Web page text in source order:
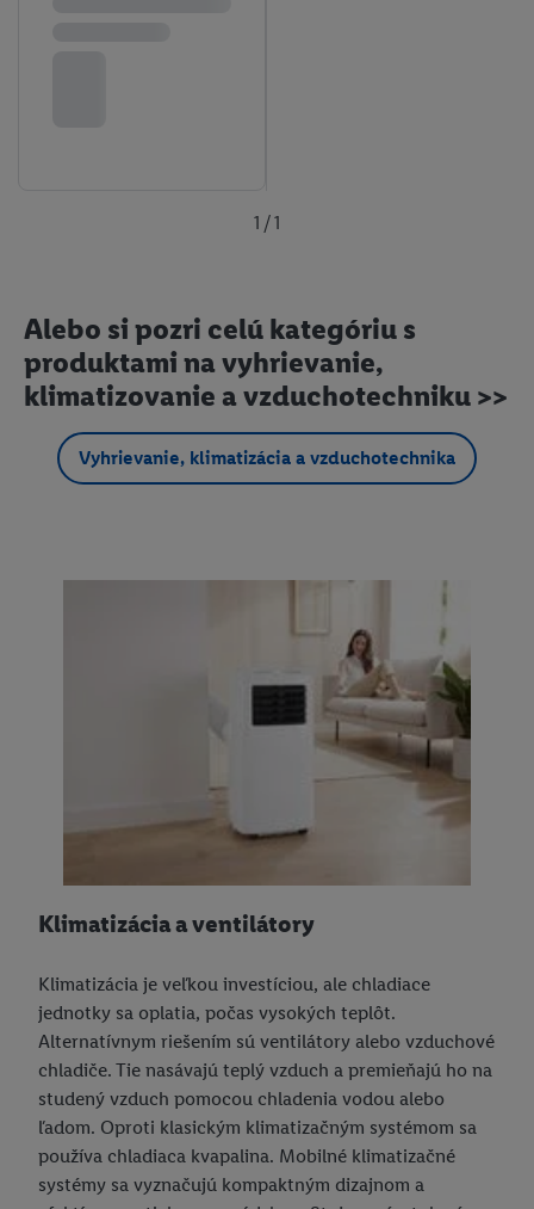
1 / 1
Alebo si pozri celú kategóriu s
produktami na vyhrievanie,
klimatizovanie a vzduchotechniku >>
Vyhrievanie, klimatizácia a vzduchotechnika
Klimatizácia a ventilátory
Klimatizácia je veľkou investíciou, ale chladiace
jednotky sa oplatia, počas vysokých teplôt.
Alternatívnym riešením sú ventilátory alebo vzduchové
chladiče. Tie nasávajú teplý vzduch a premieňajú ho na
studený vzduch pomocou chladenia vodou alebo
ľadom. Oproti klasickým klimatizačným systémom sa
používa chladiaca kvapalina. Mobilné klimatizačné
systémy sa vyznačujú kompaktným dizajnom a